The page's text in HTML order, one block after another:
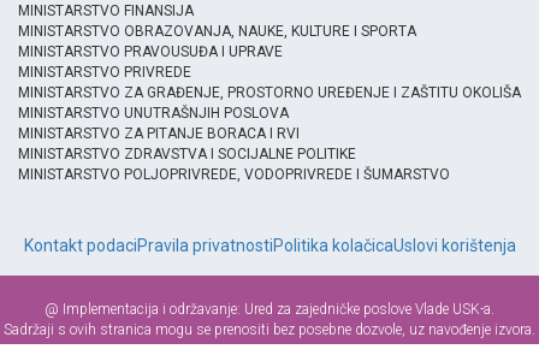
MINISTARSTVO FINANSIJA
MINISTARSTVO OBRAZOVANJA, NAUKE, KULTURE I SPORTA
MINISTARSTVO PRAVOUSUĐA I UPRAVE
MINISTARSTVO PRIVREDE
MINISTARSTVO ZA GRAĐENJE, PROSTORNO UREĐENJE I ZAŠTITU OKOLIŠA
MINISTARSTVO UNUTRAŠNJIH POSLOVA
MINISTARSTVO ZA PITANJE BORACA I RVI
MINISTARSTVO ZDRAVSTVA I SOCIJALNE POLITIKE
MINISTARSTVO POLJOPRIVREDE, VODOPRIVREDE I ŠUMARSTVO
Kontakt podaciPravila privatnostiPolitika kolačicaUslovi korištenja
@ Implementacija i održavanje: Ured za zajedničke poslove Vlade USK-a.
Sadržaji s ovih stranica mogu se prenositi bez posebne dozvole, uz navođenje izvora.